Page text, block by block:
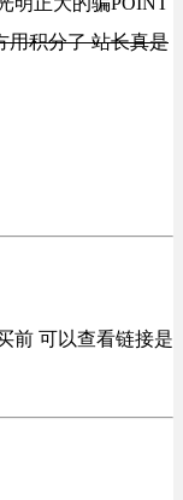
用积分了 站长真是
前 可以查看链接是